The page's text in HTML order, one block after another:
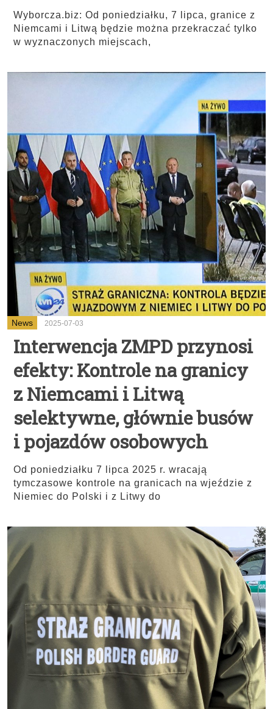
Wyborcza.biz: Od poniedziałku, 7 lipca, granice z
Niemcami i Litwą będzie można przekraczać tylko
w wyznaczonych miejscach,
News 2025-07-03
Interwencja ZMPD przynosi
efekty: Kontrole na granicy
z Niemcami i Litwą
selektywne, głównie busów
i pojazdów osobowych
Od poniedziałku 7 lipca 2025 r. wracają
tymczasowe kontrole na granicach na wjeździe z
Niemiec do Polski i z Litwy do